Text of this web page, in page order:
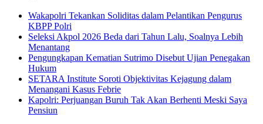
Wakapolri Tekankan Soliditas dalam Pelantikan Pengurus
KBPP Polri
Seleksi Akpol 2026 Beda dari Tahun Lalu, Soalnya Lebih
Menantang
Pengungkapan Kematian Sutrimo Disebut Ujian Penegakan
Hukum
SETARA Institute Soroti Objektivitas Kejagung dalam
Menangani Kasus Febrie
Kapolri: Perjuangan Buruh Tak Akan Berhenti Meski Saya
Pensiun